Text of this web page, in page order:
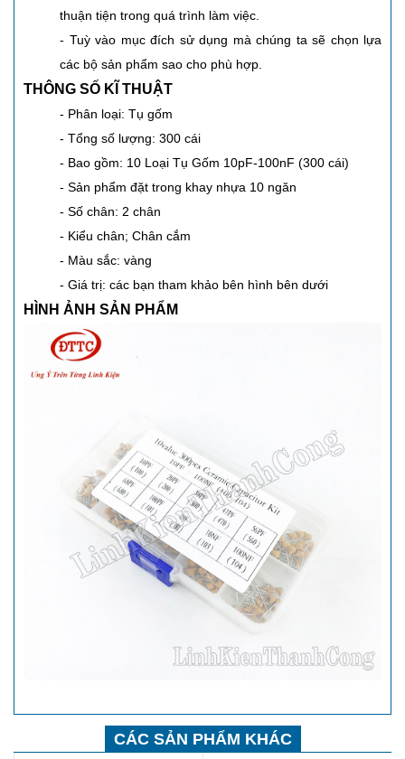
thuận tiện trong quá trình làm việc.
- Tuỳ vào mục đích sử dụng mà chúng ta sẽ chọn lựa
các bộ sản phẩm sao cho phù hợp.
THÔNG SỐ KĨ THUẬT
- Phân loại: Tụ gốm
- Tổng số lượng: 300 cái
- Bao gồm: 10 Loại Tụ Gốm 10pF-100nF (300 cái)
- Sản phẩm đặt trong khay nhựa 10 ngăn
- Số chân: 2 chân
- Kiểu chân; Chân cắm
- Màu sắc: vàng
- Giá trị: các bạn tham khảo bên hình bên dưới
HÌNH ẢNH SẢN PHẨM
CÁC SẢN PHẨM KHÁC